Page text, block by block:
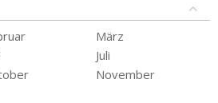
März
Juli
November